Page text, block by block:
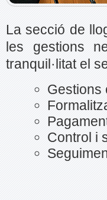
La secció de
les gestions
tranquil·litat el
Gestions
Control i